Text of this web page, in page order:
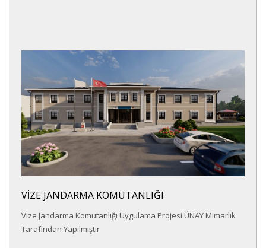
VİZE JANDARMA KOMUTANLIĞI
Vize Jandarma Komutanlığı Uygulama Projesi ÜNAY Mimarlık
Tarafından Yapılmıştır